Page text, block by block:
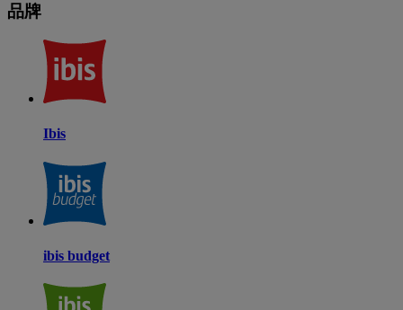
品牌
Ibis
ibis budget